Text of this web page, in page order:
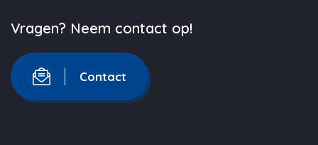
Vragen? Neem contact op!
Contact